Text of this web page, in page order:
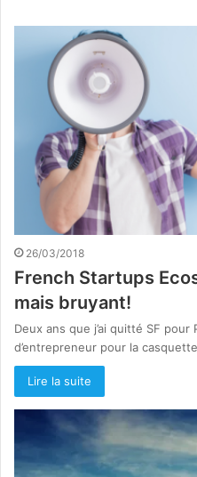
26/03/2018
French Startups
mais bruyant!
Deux ans que j’ai quitté SF
d’entrepreneur pour la
Lire la suite